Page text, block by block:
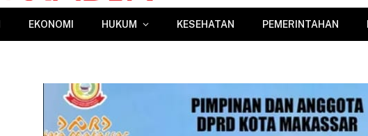
EKONOMI HUKUM KESEHATAN PEMERINTAHAN